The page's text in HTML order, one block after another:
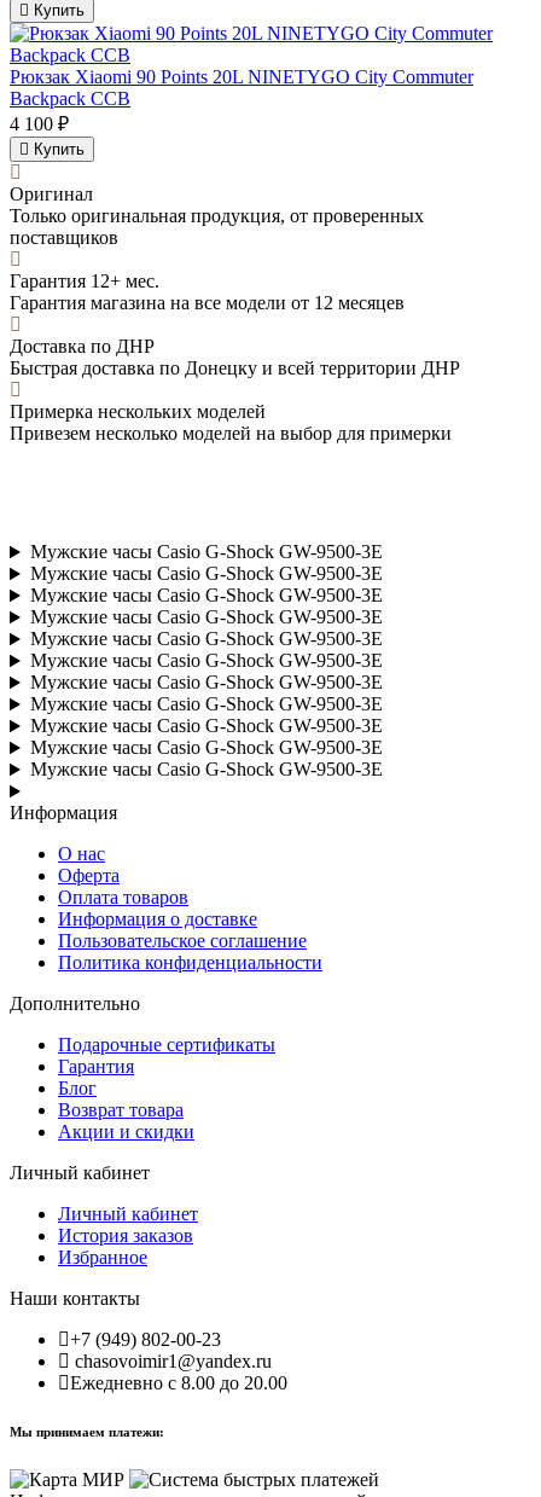
Купить
Рюкзак Xiaomi 90 Points 20L NINETYGO City Commuter
Backpack CCB
4 100 ₽
Купить
Оригинал
Только оригинальная продукция, от проверенных
поставщиков
Гарантия 12+ мес.
Гарантия магазина на все модели от 12 месяцев
Доставка по ДНР
Быстрая доставка по Донецку и всей территории ДНР
Примерка нескольких моделей
Привезем несколько моделей на выбор для примерки
Мужские часы Casio G-Shock GW-9500-3E
Мужские часы Casio G-Shock GW-9500-3E
Мужские часы Casio G-Shock GW-9500-3E
Мужские часы Casio G-Shock GW-9500-3E
Мужские часы Casio G-Shock GW-9500-3E
Мужские часы Casio G-Shock GW-9500-3E
Мужские часы Casio G-Shock GW-9500-3E
Мужские часы Casio G-Shock GW-9500-3E
Мужские часы Casio G-Shock GW-9500-3E
Мужские часы Casio G-Shock GW-9500-3E
Мужские часы Casio G-Shock GW-9500-3E
Информация
О нас
Оферта
Оплата товаров
Информация о доставке
Пользовательское соглашение
Политика конфиденциальности
Дополнительно
Подарочные сертификаты
Гарантия
Блог
Возврат товара
Акции и скидки
Личный кабинет
Личный кабинет
История заказов
Избранное
Наши контакты
+7 (949) 802-00-23
chasovoimir1@yandex.ru
Ежедневно с 8.00 до 20.00
Мы принимаем платежи: